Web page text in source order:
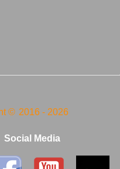
© 2016 - 2026
Social Media